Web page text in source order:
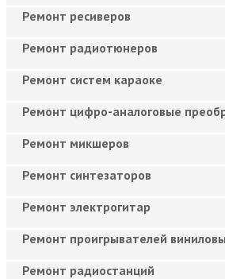
Ремонт ресиверов
Ремонт радиотюнеров
Ремонт систем караоке
Ремонт цифро-аналоговые
Ремонт микшеров
Ремонт синтезаторов
Ремонт электрогитар
Ремонт проигрывателей
Ремонт радиостанций